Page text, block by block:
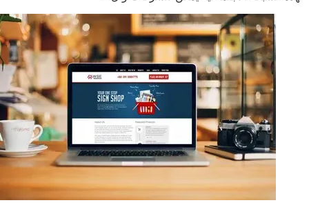
على
فيسبوك:
خطوات
ونصائح